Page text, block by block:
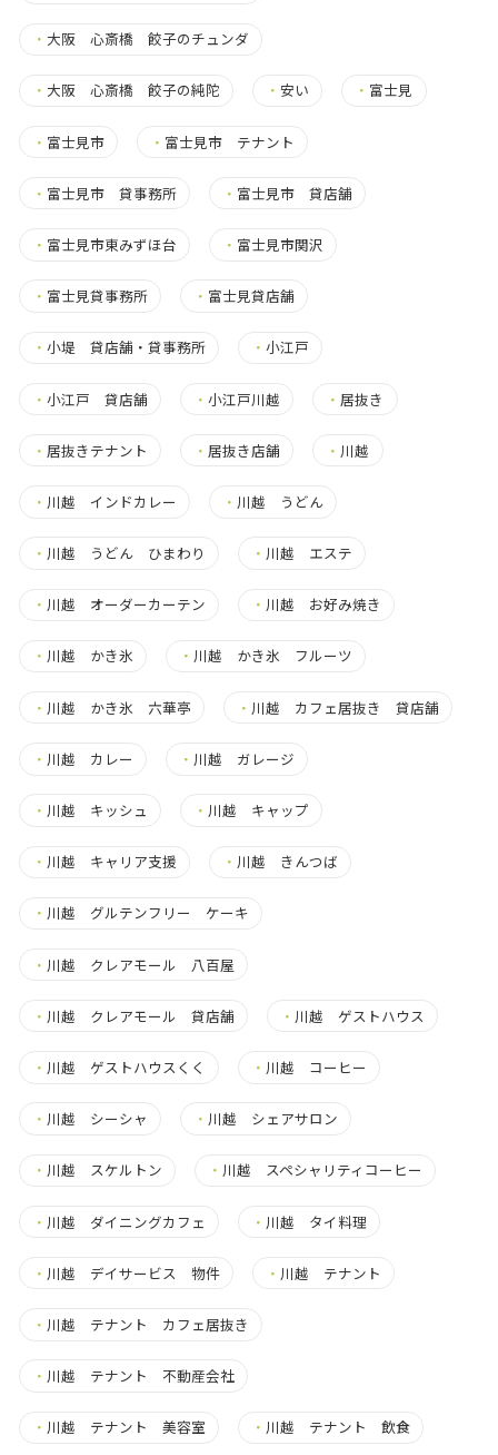
・ 大阪 心斎橋 餃子のチュンダ
・ 大阪 心斎橋 餃子の純陀 ・安い ・ 富士見
・ 富士見市 ・ 富士見市 テナント
・ 富士見市 貸事務所 ・ 富士見市 貸店舗
・ 富士見市東みずほ台 ・ 富士見市関沢
・ 富士見貸事務所 ・ 富士見貸店舗
・ 小堤 貸店舗・貸事務所 ・小江戸
・ 小江戸 貸店舗 ・小江戸川越 ・ 居抜き
・ 居抜きテナント ・ 居抜き店舗 ・ 川越
・ 川越 インドカレー ・ 川越 うどん
・ 川越 うどん ひまわり ・ 川越 エステ
・ 川越 オーダーカーテン ・ 川越 お好み焼き
・ 川越 かき氷 ・ 川越 かき氷 フルーツ
・ 川越 かき氷 六華亭 ・ 川越 カフェ居抜き 貸店舗
・ 川越 カレー ・ 川越 ガレージ
・ 川越 キッシュ ・ 川越 キャップ
・ 川越 キャリア支援 ・ 川越 きんつば
・ 川越 グルテンフリー ケーキ
・ 川越 クレアモール 八百屋
・ 川越 クレアモール 貸店舗 ・ 川越 ゲストハウス
・ 川越 ゲストハウスくく ・ 川越 コーヒー
・ 川越 シーシャ ・ 川越 シェアサロン
・ 川越 スケルトン ・ 川越 スペシャリティコーヒー
・ 川越 ダイニングカフェ ・ 川越 タイ料理
・ 川越 デイサービス 物件 ・ 川越 テナント
・ 川越 テナント カフェ居抜き
・ 川越 テナント 不動産会社
・ 川越 テナント 美容室 ・ 川越 テナント 飲食